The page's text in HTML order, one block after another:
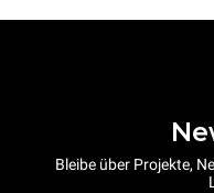
Bleibe über Projekte,